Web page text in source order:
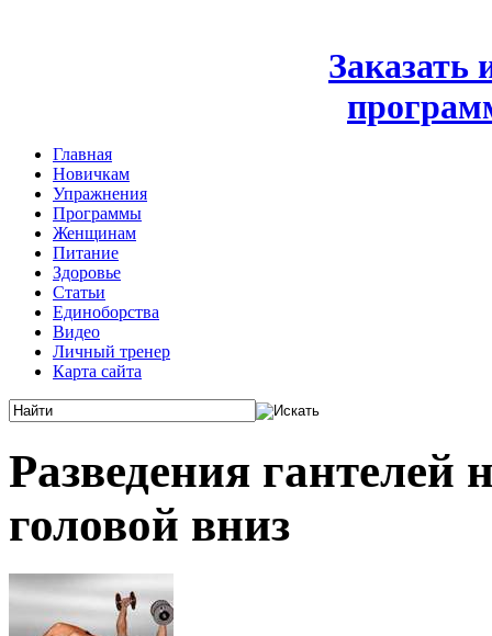
Заказать
Главная
Новичкам
Упражнения
Программы
Женщинам
Питание
Здоровье
Статьи
Единоборства
Видео
Личный тренер
Карта сайта
Разведения гантелей
головой вниз